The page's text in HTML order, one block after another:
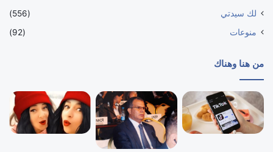
لك سيدتي
(556)
منوعات
(92)
من هنا وهناك